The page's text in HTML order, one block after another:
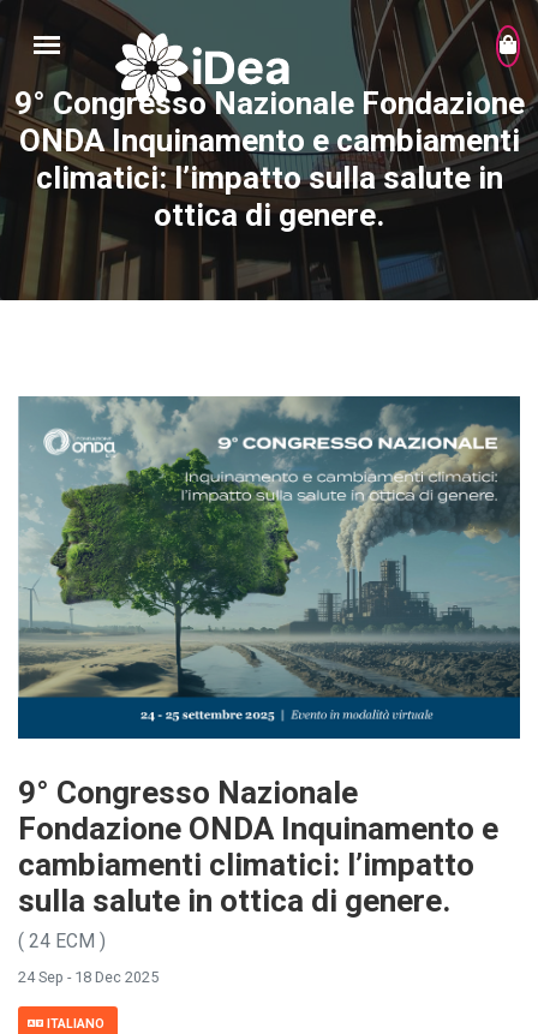
9° Congresso Nazionale Fondazione
ONDA Inquinamento e cambiamenti
climatici: l’impatto sulla salute in
ottica di genere.
9° Congresso Nazionale
Fondazione ONDA Inquinamento e
cambiamenti climatici: l’impatto
sulla salute in ottica di genere.
( 24 ECM )
24 Sep - 18 Dec 2025
ITALIANO